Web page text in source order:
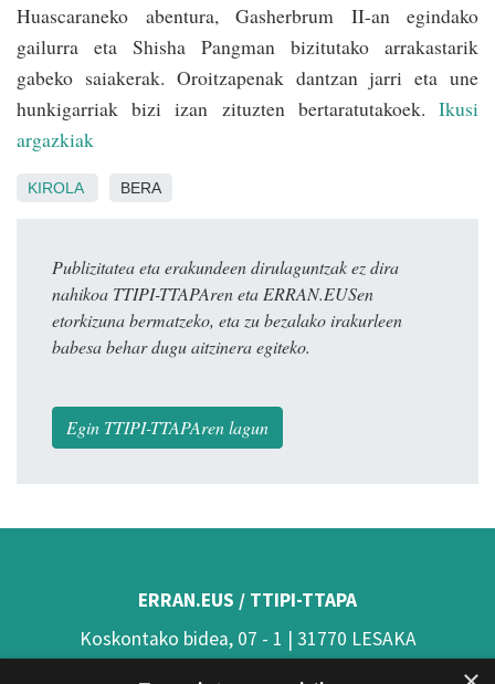
Huascaraneko abentura, Gasherbrum II-an egindako
gailurra eta Shisha Pangman bizitutako arrakastarik
gabeko saiakerak. Oroitzapenak dantzan jarri eta une
hunkigarriak bizi izan zituzten bertaratutakoek. Ikusi
argazkiak
KIROLA BERA
Publizitatea eta erakundeen dirulaguntzak ez dira
nahikoa TTIPI-TTAPAren eta ERRAN.EUSen
etorkizuna bermatzeko, eta zu bezalako irakurleen
babesa behar dugu aitzinera egiteko.
Egin TTIPI-TTAPAren lagun
ERRAN.EUS / TTIPI-TTAPA
Koskontako bidea, 07 - 1 | 31770 LESAKA
(Nafarroa)